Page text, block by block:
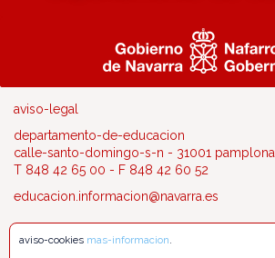
aviso-legal
departamento-de-educacion
calle-santo-domingo-s-n - 31001 pamplona
T 848 42 65 00 - F 848 42 60 52
educacion.informacion@navarra.es
aviso-cookies mas-informacion.